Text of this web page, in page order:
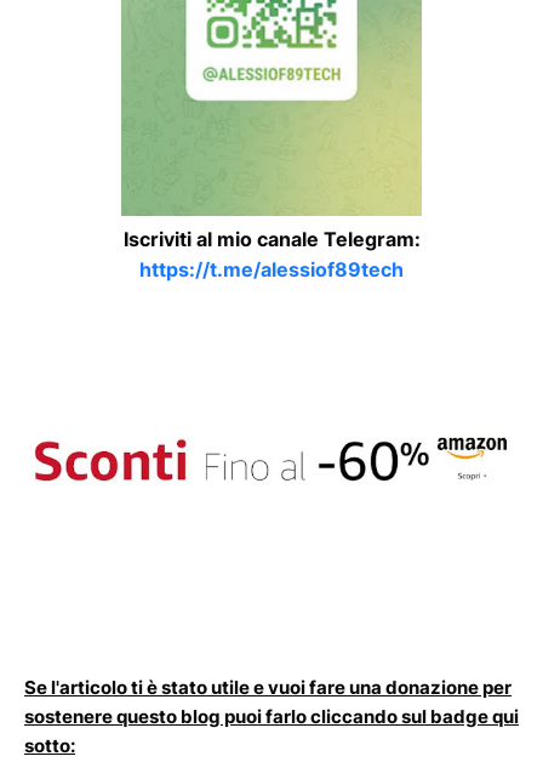
Iscriviti al mio canale Telegram:
https://t.me/alessiof89tech
Se l'articolo ti è stato utile e vuoi fare una donazione per
sostenere questo blog puoi farlo cliccando sul badge qui
sotto: